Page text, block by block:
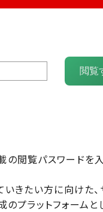
閲覧
閲覧パスワードを入
きたい方に向けた
プラットフォーム